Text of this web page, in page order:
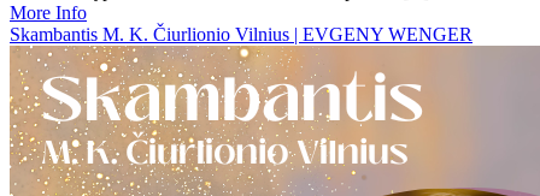
More Info
Skambantis M. K. Čiurlionio Vilnius | EVGENY WENGER